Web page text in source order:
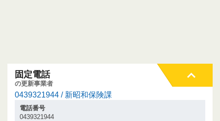
固定電話
の更新事業者
0439321944 / 新昭和保険課
電話番号
0439321944